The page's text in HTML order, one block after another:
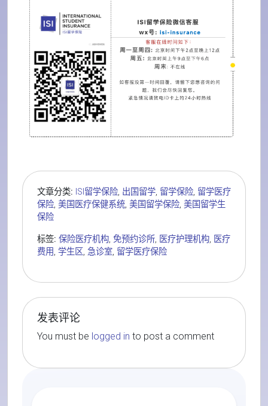
文章分类: ISI留学保险, 出国留学, 留学保险, 留学医疗
保险, 美国医疗保健系统, 美国留学保险, 美国留学生
保险
标签: 保险医疗机构, 免预约诊所, 医疗护理机构, 医疗
费用, 学生区, 急诊室, 留学医疗保险
发表评论
You must be logged in to post a comment